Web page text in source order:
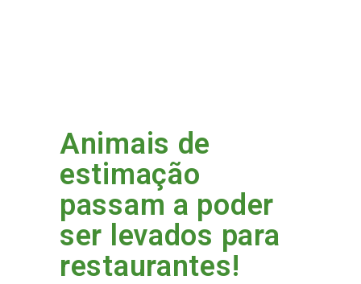
Animais de
estimação
passam a poder
ser levados para
restaurantes!